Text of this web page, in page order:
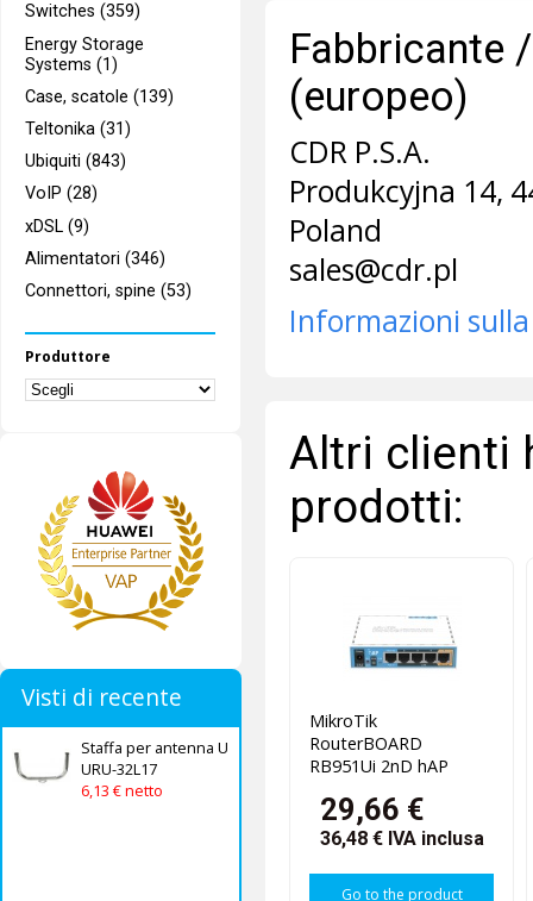
Switches (359)
Energy Storage
Systems (1)
Case, scatole (139)
Teltonika (31)
Ubiquiti (843)
VoIP (28)
xDSL (9)
Alimentatori (346)
Connettori, spine (53)
Produttore
Visti di recente
Staffa per antenna U
URU-32L17
6,13 € netto
Fabbricante
(europeo)
CDR P.S.A.
Produkcyjna 14,
Poland
sales@cdr.pl
Informazioni
Altri clienti
prodotti:
MikroTik
RouterBOARD
RB951Ui 2nD hAP
29,66 €
36,48 € IVA inclusa
Go to the product